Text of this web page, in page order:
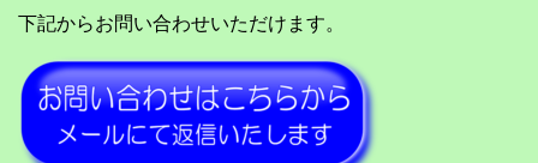
下記からお問い合わせいただけます。